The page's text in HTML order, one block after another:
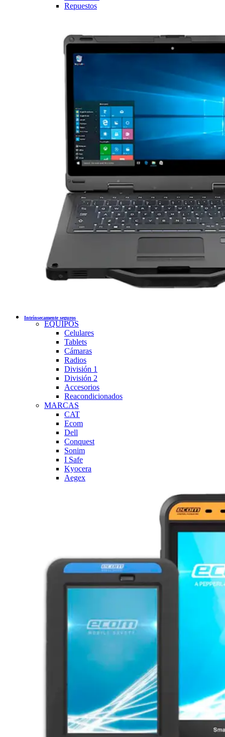
Repuestos
Intrínsecamente seguros
EQUIPOS
Celulares
Tablets
Cámaras
Radios
División 1
División 2
Accesorios
Reacondicionados
MARCAS
CAT
Ecom
Dell
Conquest
Sonim
I Safe
Kyocera
Aegex